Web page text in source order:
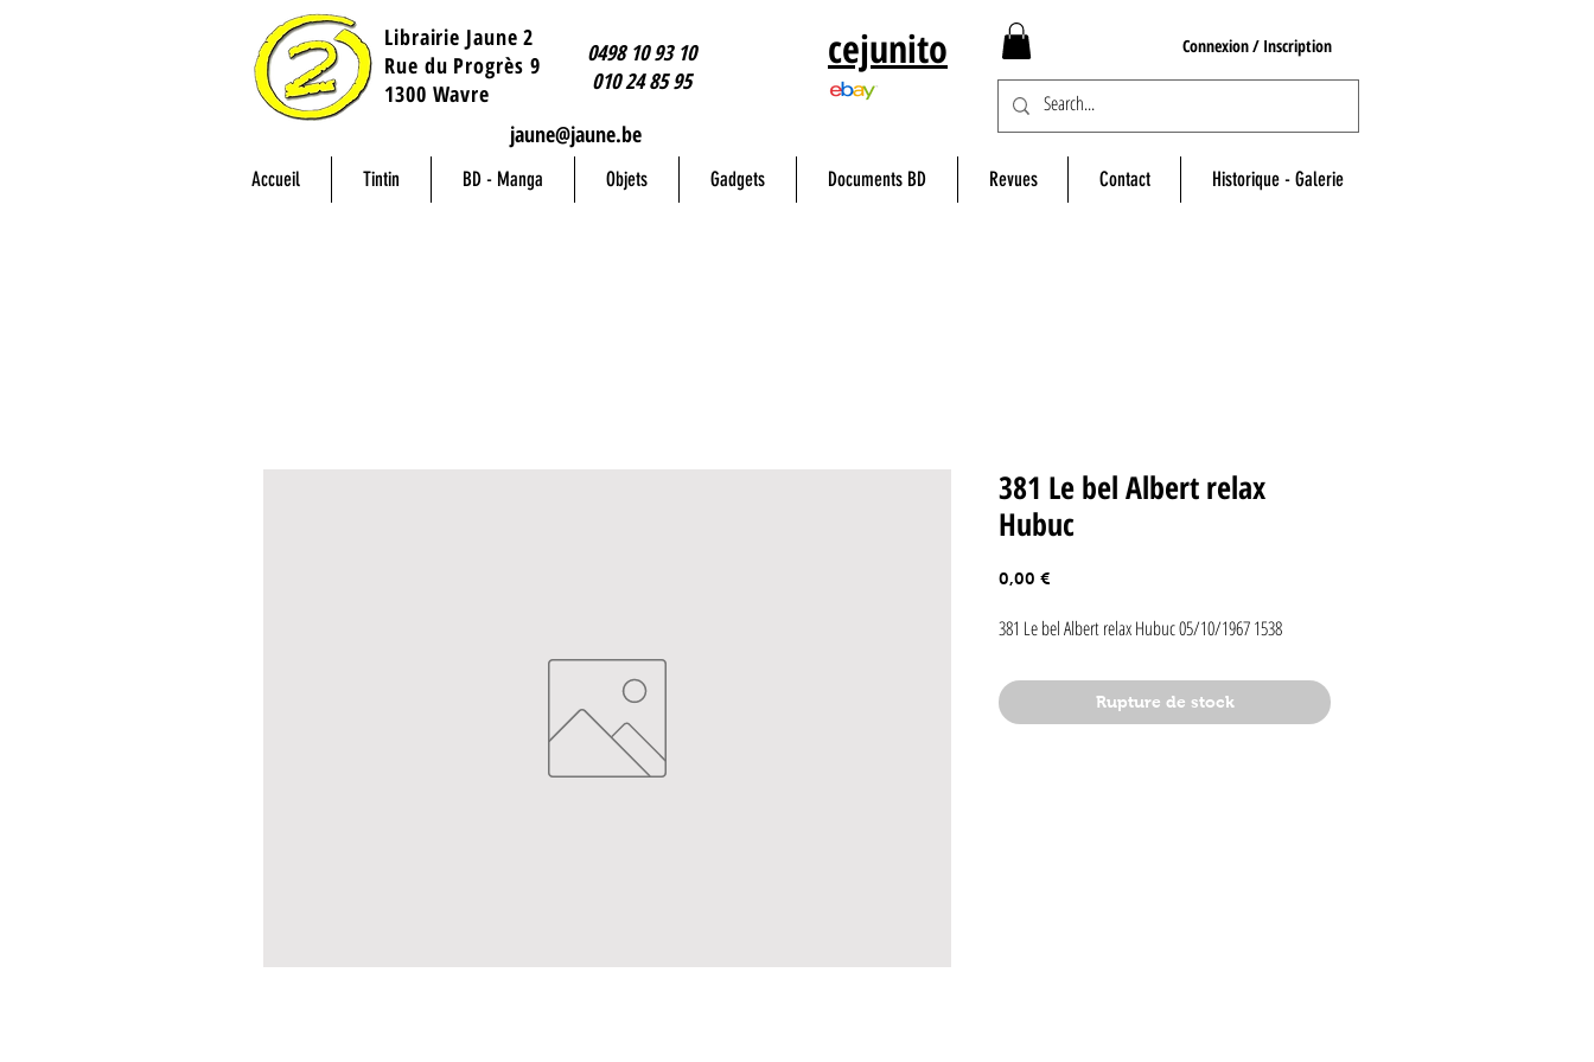
Librairie Jaune 2
​Rue du Progrès 9
1300 Wavre
0498 10 93 10
010 24 85 95
jaune@jaune.be
cejunito Connexion / Inscription
Accueil Tintin BD - Manga Objets Gadgets Documents BD Revues Contact Historique - Galerie
381 Le bel Albert relax
Hubuc
0,00 €
381 Le bel Albert relax Hubuc 05/10/1967 1538
Rupture de stock